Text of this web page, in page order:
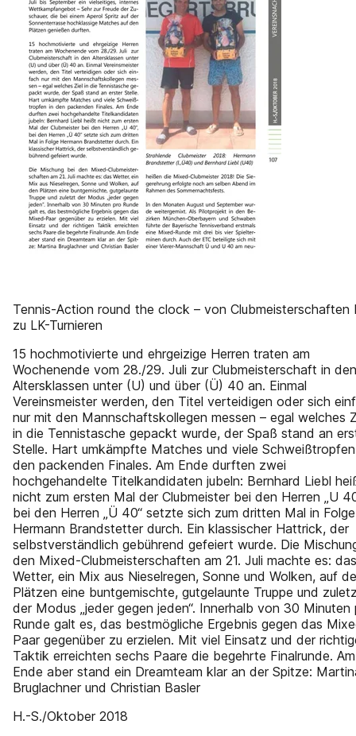
Tennis-Action round the clock – von Clubmeisterschaften
zu LK-Turnieren
15 hochmotivierte und ehrgeizige Herren traten am
Wochenende vom 28./29. Juli zur Clubmeisterschaft in den
Altersklassen unter (U) und über (Ü) 40 an. Einmal
Vereinsmeister werden, den Titel verteidigen oder sich
nur mit den Mannschaftskollegen messen – egal welches
in die Tennistasche gepackt wurde, der Spaß stand an
Stelle. Hart umkämpfte Matches und viele
den packenden Finales. Am Ende durften zwei
hochgehandelte Titelkandidaten jubeln: Bernhard Liebl
nicht zum ersten Mal der Clubmeister bei den Herren „U
bei den Herren „Ü 40“ setzte sich zum dritten Mal in Folge
Hermann Brandstetter durch. Ein klassischer Hattrick, der
selbstverständlich gebührend gefeiert wurde. Die
den Mixed-Clubmeisterschaften am 21. Juli machte es: das
Wetter, ein Mix aus Nieselregen, Sonne und Wolken, auf
Plätzen eine buntgemischte, gutgelaunte Truppe und
der Modus „jeder gegen jeden“. Innerhalb von 30 Minuten
Runde galt es, das bestmögliche Ergebnis gegen das
Paar gegenüber zu erzielen. Mit viel Einsatz und der
Taktik erreichten sechs Paare die begehrte Finalrunde. Am
Ende aber stand ein Dreamteam klar an der Spitze:
Bruglachner und Christian Basler
H.-S./Oktober 2018